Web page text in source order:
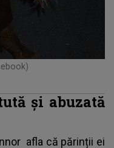
și abuzată
afla că părinții ei